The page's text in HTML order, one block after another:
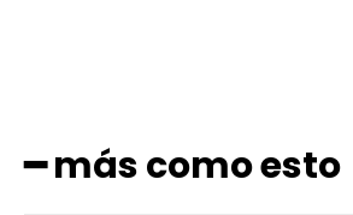
━ más como esto